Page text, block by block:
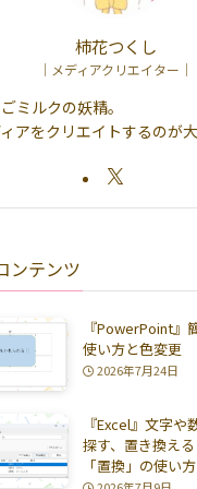
柿花つくし
｜メディアクリエイター｜
ミルクの妖精。
アをクリエイトするのが大
ンテンツ
『PowerPoint』
使い方と色変更
2026年7月24日
『Excel』文字や
探す、置き換え
「置換」の使い方